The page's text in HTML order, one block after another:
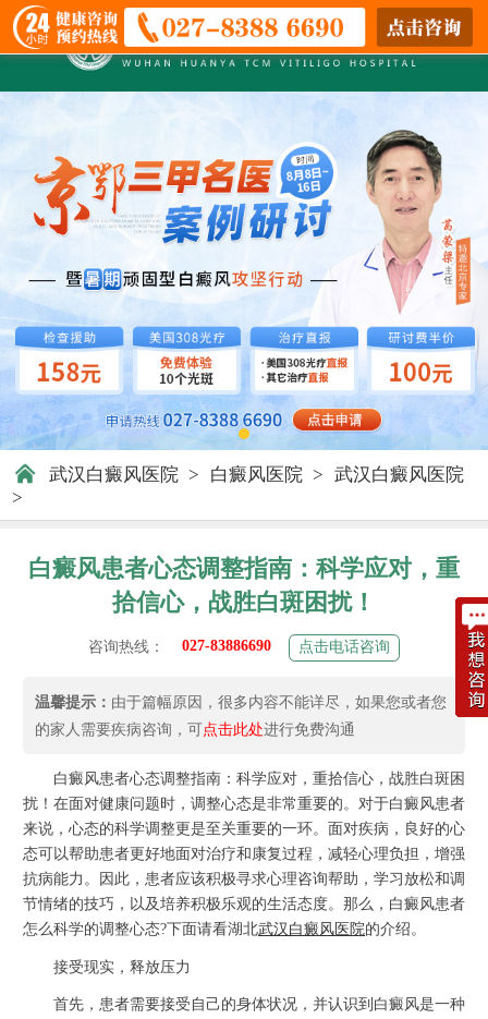
武汉白癜风医院 > 白癜风医院 > 武汉白癜风医院
>
白癜风患者心态调整指南：科学应对，重
拾信心，战胜白斑困扰！
咨询热线： 027-83886690 点击电话咨询
温馨提示： 由于篇幅原因，很多内容不能详尽，如果您或者您
的家人需要疾病咨询，可点击此处进行免费沟通
白癜风患者心态调整指南：科学应对，重拾信心，战胜白斑困
扰！在面对健康问题时，调整心态是非常重要的。对于白癜风患者
来说，心态的科学调整更是至关重要的一环。面对疾病，良好的心
态可以帮助患者更好地面对治疗和康复过程，减轻心理负担，增强
抗病能力。因此，患者应该积极寻求心理咨询帮助，学习放松和调
节情绪的技巧，以及培养积极乐观的生活态度。那么，白癜风患者
怎么科学的调整心态?下面请看湖北武汉白癜风医院的介绍。
接受现实，释放压力
首先，患者需要接受自己的身体状况，并认识到白癜风是一种